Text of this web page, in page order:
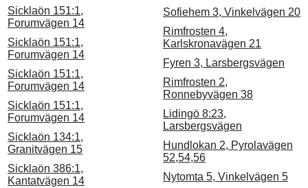
Sicklaön 151:1,
Forumvägen 14
Sicklaön 151:1,
Forumvägen 14
Sicklaön 151:1,
Forumvägen 14
Sicklaön 151:1,
Forumvägen 14
Sicklaön 134:1,
Granitvägen 15
Sicklaön 386:1,
Kantatvägen 14
Sofiehem 3, Vinkelvägen 20
Rimfrosten 4,
Karlskronavägen 21
Fyren 3, Larsbergsvägen
Rimfrosten 2,
Ronnebyvägen 38
Lidingö 8:23,
Larsbergsvägen
Hundlokan 2, Pyrolavägen
52,54,56
Nytomta 5, Vinkelvägen 5